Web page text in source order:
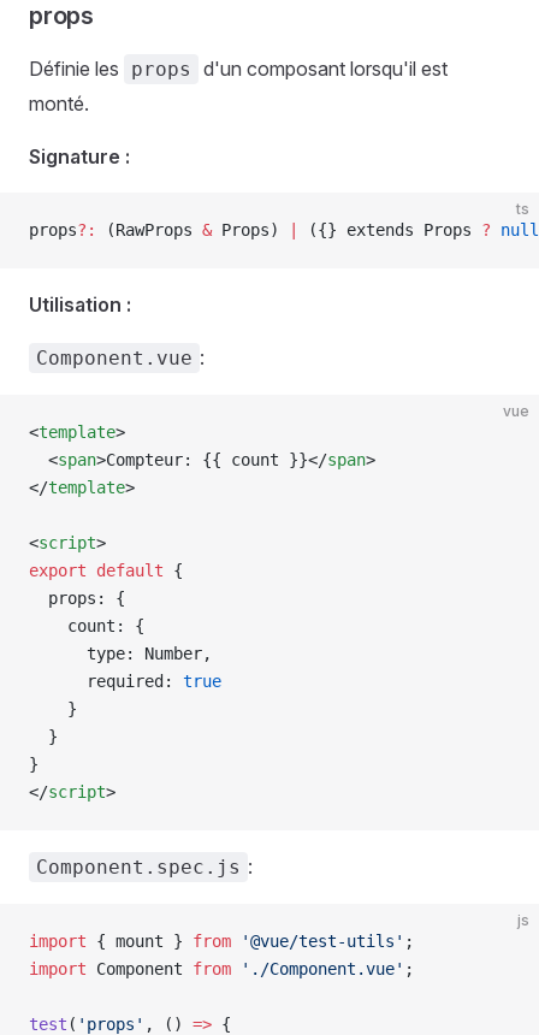
props
Définie les props
d'un composant lorsqu'il est
monté.
Signature :
ts
props?: (RawProps & Props) ({} extends Props ? null
Utilisation :
Component.vue :
vue
<template>
  <
span>Compteur: {{ count }}</span>
</template>
<script>
export default {
  props
: {
    count
: {
      type
: Number,
      required
: true
    }
  }
}
</script>
Component.spec.js :
js
import { mount } from '@vue/test-utils' ;
import Component from './Component.vue' ;
test ( 'props' , () => {